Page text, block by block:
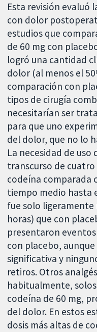
Esta revisión evaluó
con dolor
estudios que
de 60 mg con
logró una cantidad
dolor (al menos el
comparación con
tipos de cirugía
necesitarían ser
para que uno
del dolor, que no lo
La necesidad de uso
transcurso de cuatro
codeína comparada
tiempo medio hasta
fue solo ligeramente
horas) que con
presentaron
con placebo,
significativa y
retiros. Otros
habitualmente,
codeína de 60 mg,
del dolor. En estos
dosis más altas de